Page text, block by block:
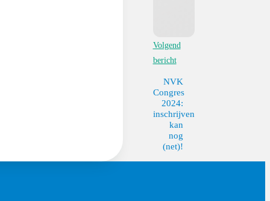
Volgend
bericht
NVK
Congres
2024:
inschrijven
kan
nog
(net)!